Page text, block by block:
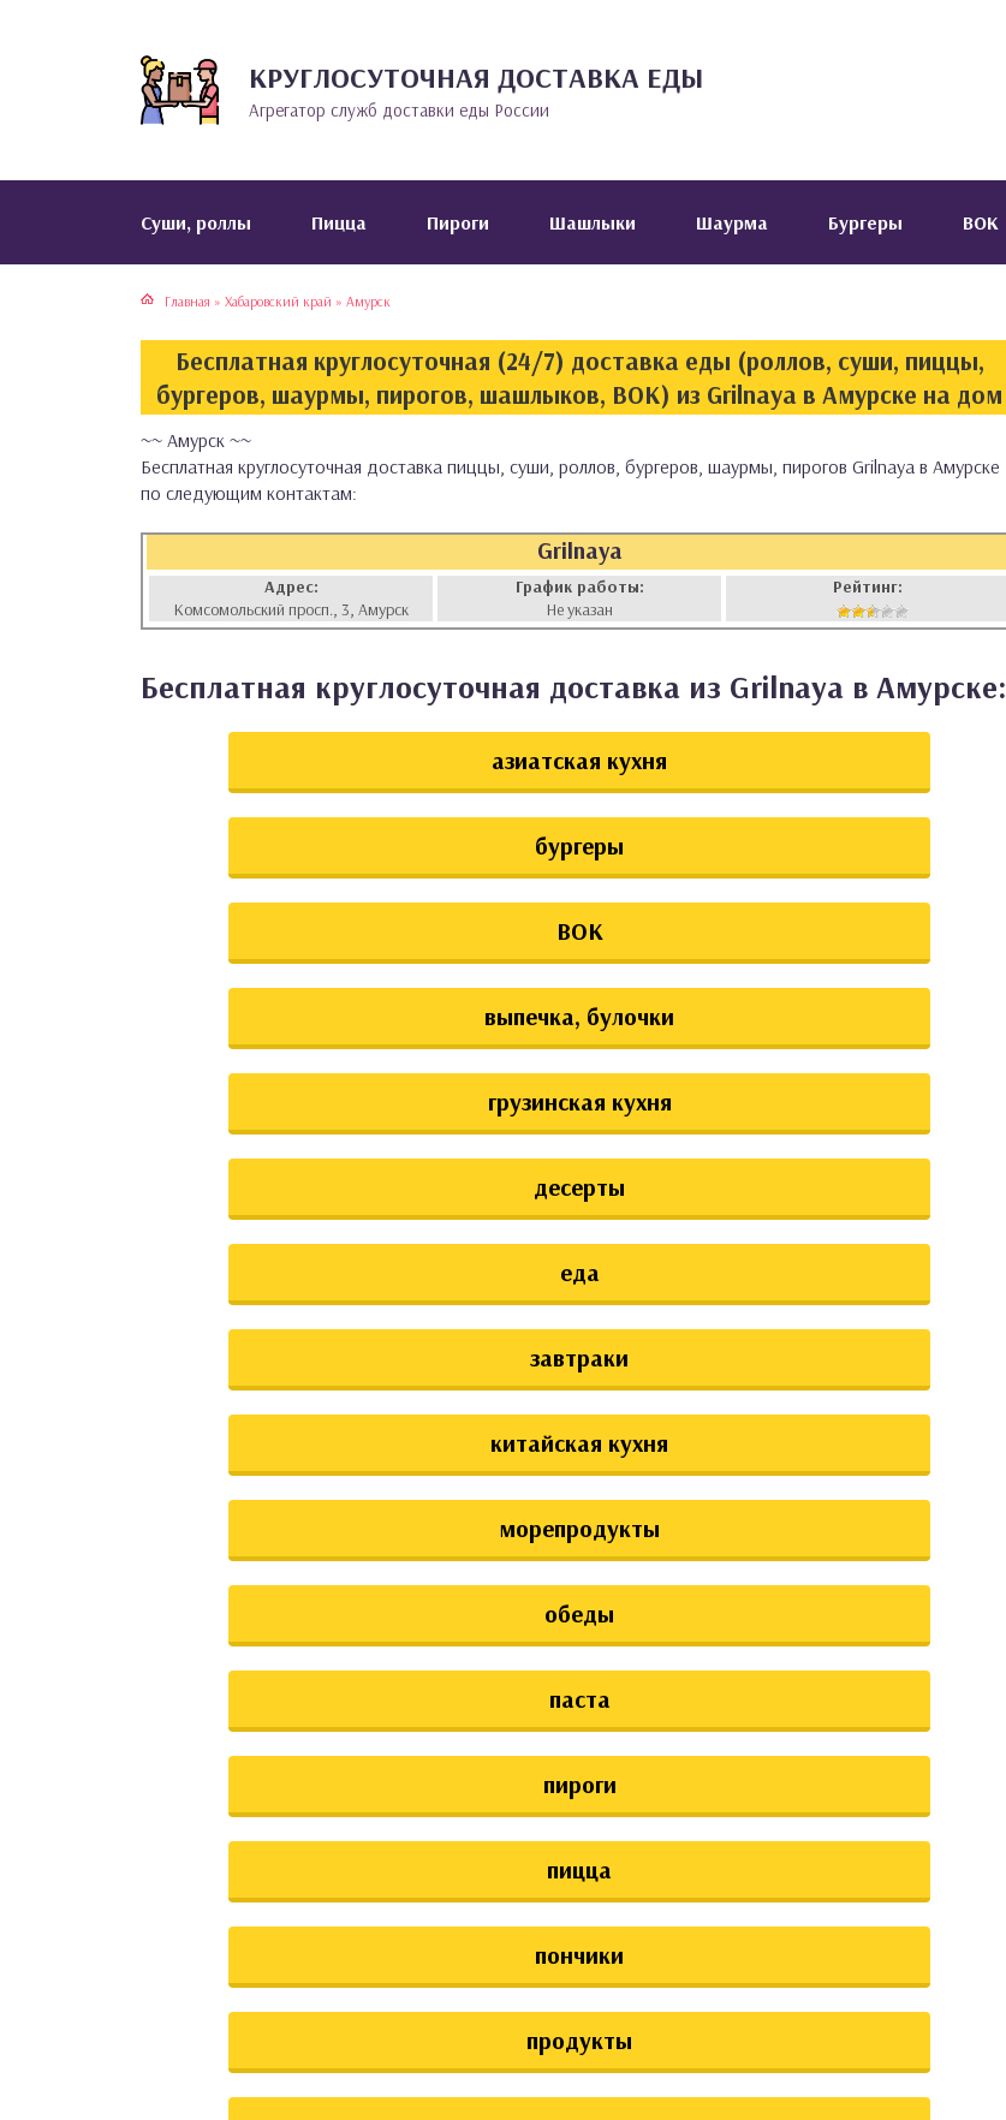
КРУГЛОСУТОЧНАЯ ДОСТАВКА ЕДЫ
Агрегатор служб доставки еды России
Cуши, роллы Пицца Пироги Шашлыки Шаурма Бургеры ВОК
Главная » Хабаровский край » Амурск
Бесплатная круглосуточная (24/7) доставка еды (роллов, суши, пиццы,
бургеров, шаурмы, пирогов, шашлыков, ВОК) из Grilnaya в Амурске на дом
~~ Амурск ~~
Бесплатная круглосуточная доставка пиццы, суши, роллов, бургеров, шаурмы, пирогов Grilnaya в Амурске
по следующим контактам:
Grilnaya
Адрес:
Комсомольский просп., 3, Амурск
График работы:
Не указан
Рейтинг:
Бесплатная круглосуточная доставка из Grilnaya в Амурске:
азиатская кухня
бургеры
ВОК
выпечка, булочки
грузинская кухня
десерты
еда
завтраки
китайская кухня
морепродукты
обеды
паста
пироги
пицца
пончики
продукты
кухня